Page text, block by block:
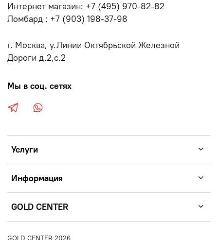
Услуги
Информация
GOLD CENTER
Интернет магазин: +7 (495) 970-82-82
Ломбард : +7 (903) 198-37-98
г. Москва, у.Линии Октябрьской Железной
Дороги д.2,с.2
Мы в соц. сетях
GOLD CENTER 2026